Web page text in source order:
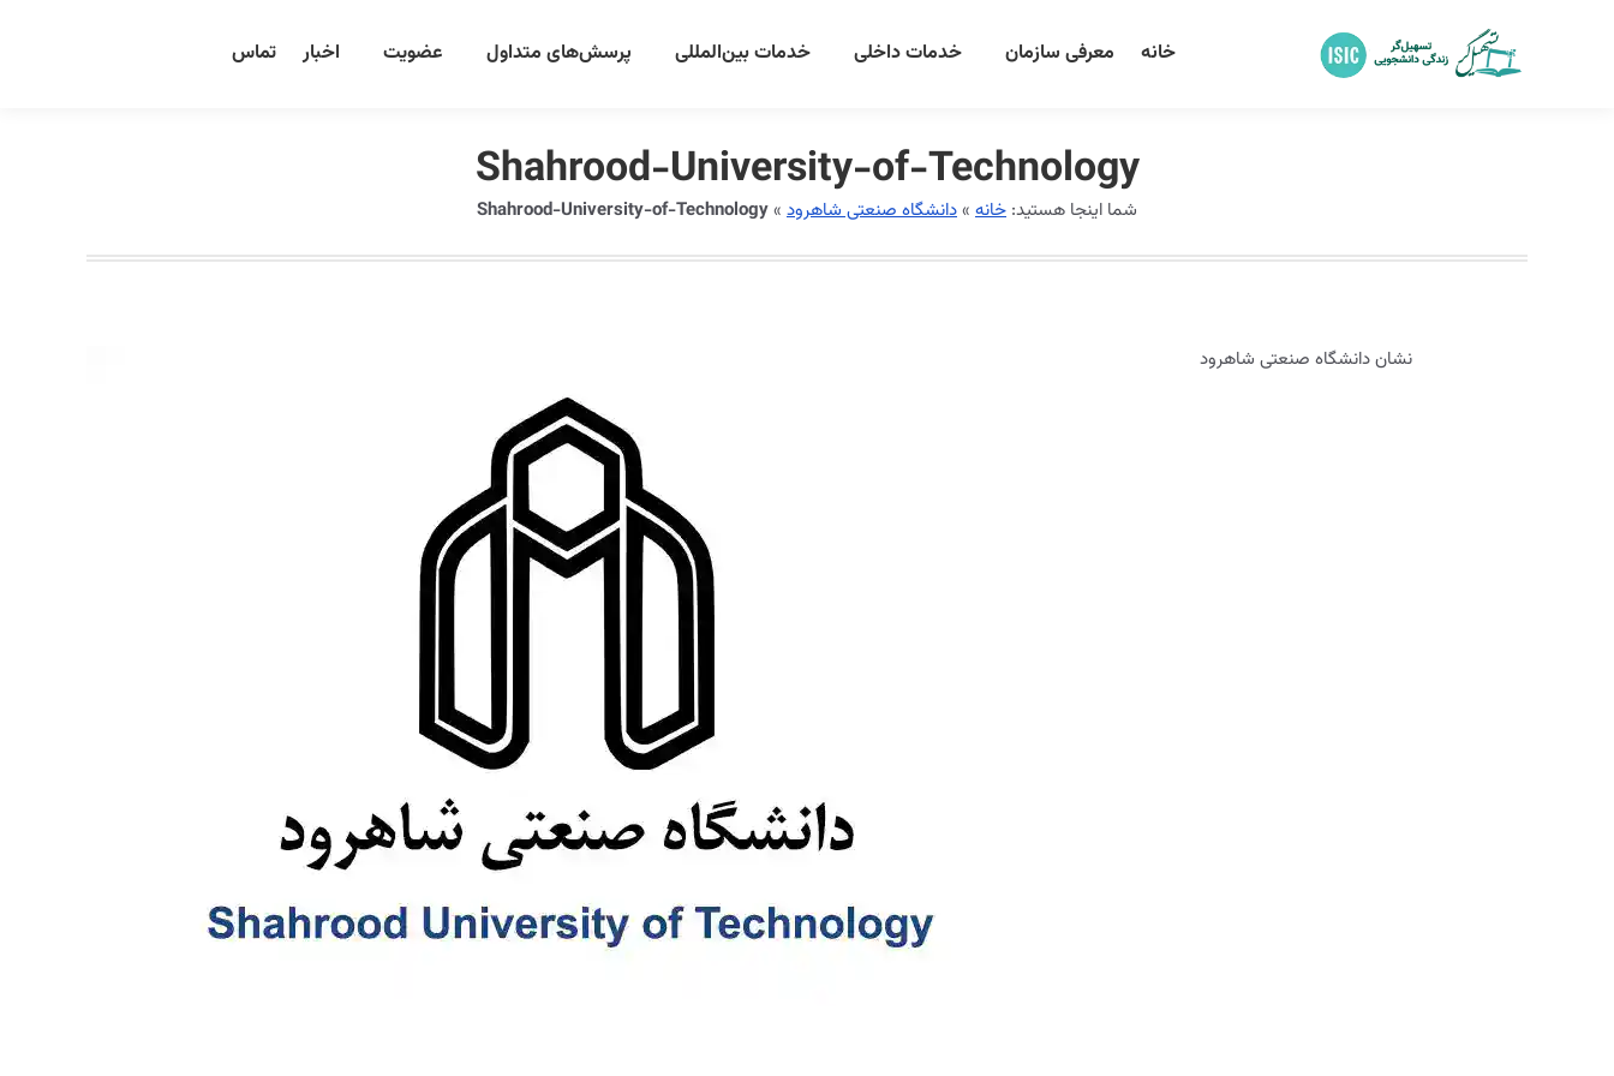
خانه معرفی سازمان خدمات داخلی خدمات بین‌المللی پرسش‌های متداول عضویت اخبار تماس
Shahrood-University-of-Technology
شما اینجا هستید: خانه »دانشگاه صنعتی شاهرود »
Shahrood-University-of-Technology
نشان دانشگاه صنعتی شاهرود